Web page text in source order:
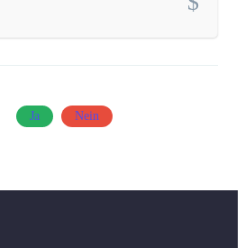
Ja Nein